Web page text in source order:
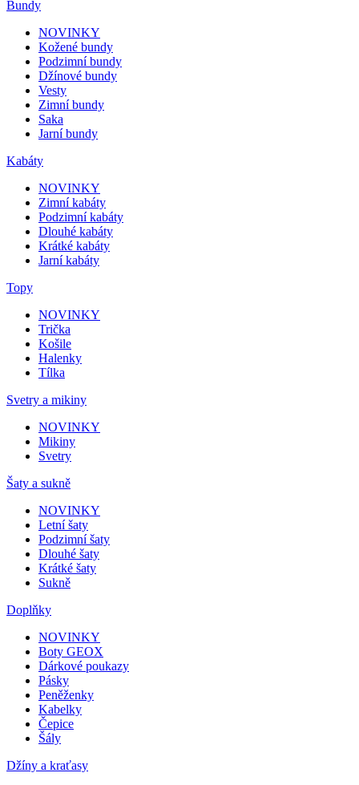
Bundy
NOVINKY
Kožené bundy
Podzimní bundy
Džínové bundy
Vesty
Zimní bundy
Saka
Jarní bundy
Kabáty
NOVINKY
Zimní kabáty
Podzimní kabáty
Dlouhé kabáty
Krátké kabáty
Jarní kabáty
Topy
NOVINKY
Trička
Košile
Halenky
Tílka
Svetry a mikiny
NOVINKY
Mikiny
Svetry
Šaty a sukně
NOVINKY
Letní šaty
Podzimní šaty
Dlouhé šaty
Krátké šaty
Sukně
Doplňky
NOVINKY
Boty GEOX
Dárkové poukazy
Pásky
Peněženky
Kabelky
Čepice
Šály
Džíny a kraťasy